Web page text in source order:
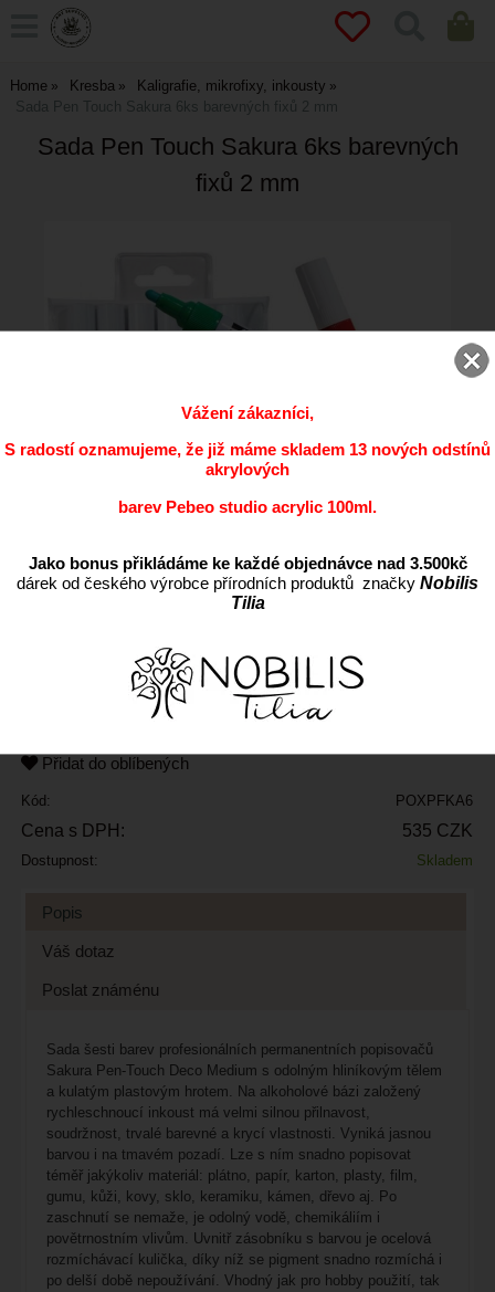
Home Kresba
Kaligrafie, mikrofixy, inkousty
Sada Pen Touch Sakura 6ks barevných fixů 2 mm
Sada Pen Touch Sakura 6ks barevných
fixů 2 mm
ks
Přidat do oblíbených
Kód: POXPFKA6
Cena s DPH: 535 CZK
Dostupnost: Skladem
Popis
Váš dotaz
Poslat známénu
Sada šesti barev profesionálních permanentních popisovačů
Sakura Pen-Touch Deco Medium s odolným hliníkovým tělem
a kulatým plastovým hrotem. Na alkoholové bázi založený
rychleschnoucí inkoust má velmi silnou přilnavost,
soudržnost, trvalé barevné a krycí vlastnosti. Vyniká jasnou
barvou i na tmavém pozadí. Lze s ním snadno popisovat
téměř jakýkoliv materiál: plátno, papír, karton, plasty, film,
gumu, kůži, kovy, sklo, keramiku, kámen, dřevo aj. Po
zaschnutí se nemaže, je odolný vodě, chemikáliím i
povětrnostním vlivům. Uvnitř zásobníku s barvou je ocelová
rozmíchávací kulička, díky níž se pigment snadno rozmíchá i
po delší době nepoužívání. Vhodný jak pro hobby použití, tak
Vážení zákazníci,
S radostí oznamujeme, že již máme skladem 13 nových odstínů
akrylových
barev Pebeo studio acrylic 100ml.
Jako bonus přikládáme ke každé objednávce nad 3.500kč
dárek od českého výrobce přírodních produktů značky Nobilis
Tilia